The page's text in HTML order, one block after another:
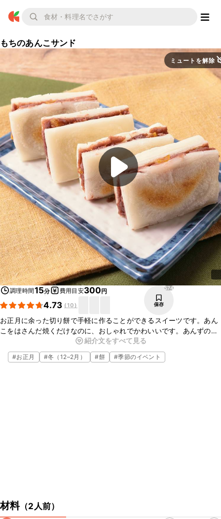
もちのあんこサンド
ミュートを解除
調理時間15分 費用目安300円
4.73 (10)
574
保存
お正月に余った切り餅で手軽に作ることができるスイーツです。あん
こをはさんだ焼くだけなのに、おしゃれでかわいいです。あんずの甘
酸っぱさがアクセントになります。オレンジピールやイチゴなど他の
ドライフルーツでもおいしいです。
紹介文をすべて見る
#お正月 #冬（12–2月） #餅 #季節のイベント
材料（2人前）